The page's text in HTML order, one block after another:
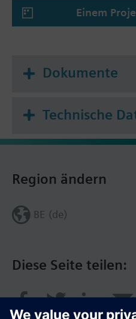
Einem
Dokumente
Technische
Diese Seite teilen:
Region ändern
BE (de)